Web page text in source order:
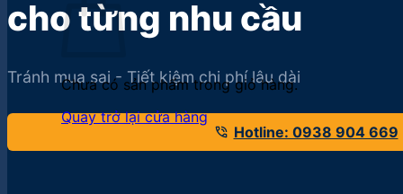
Chưa có sản phẩm trong giỏ hàng.
Quay trở lại cửa hàng
cho từng nhu cầu
Tránh mua sai - Tiết kiệm chi phí lâu dài
phone_in_talk Hotline: 0938 904 669